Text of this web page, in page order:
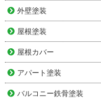
外壁塗装
屋根塗装
屋根カバー
アパート塗装
バルコニー鉄骨塗装